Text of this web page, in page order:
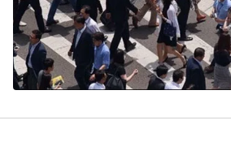
Cơ quan chủ quản: Đài Truyền hình Việt
Cơ quan báo chí:Thời báo VTV
Giấy phép hoạt động báo in và báo